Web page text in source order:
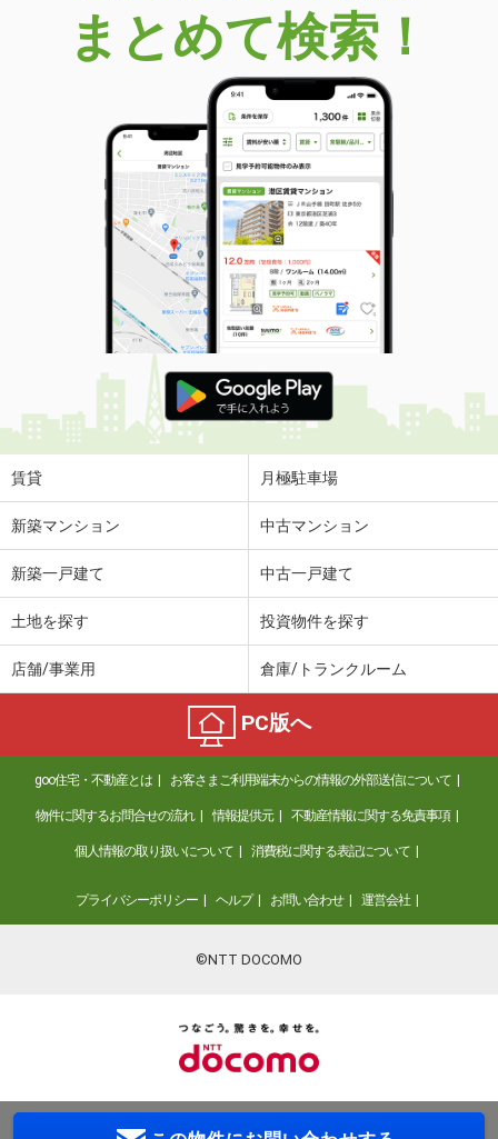
まとめて検索！
賃貸 月極駐車場
新築マンション 中古マンション
新築一戸建て 中古一戸建て
土地を探す 投資物件を探す
店舗/事業用 倉庫/トランクルーム
PC版へ
goo住宅・不動産とは お客さまご利用端末からの情報の外部送信について
物件に関するお問合せの流れ 情報提供元 不動産情報に関する免責事項
個人情報の取り扱いについて 消費税に関する表記について
プライバシーポリシー ヘルプ お問い合わせ 運営会社
©NTT DOCOMO